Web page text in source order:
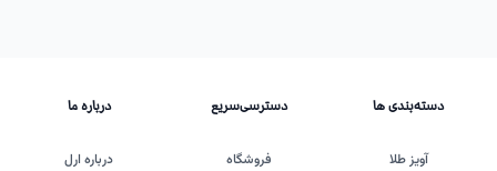
دسته‌بندی ها
آویز طلا
دسترسی‌سریع
فروشگاه
درباره ما
درباره ارل